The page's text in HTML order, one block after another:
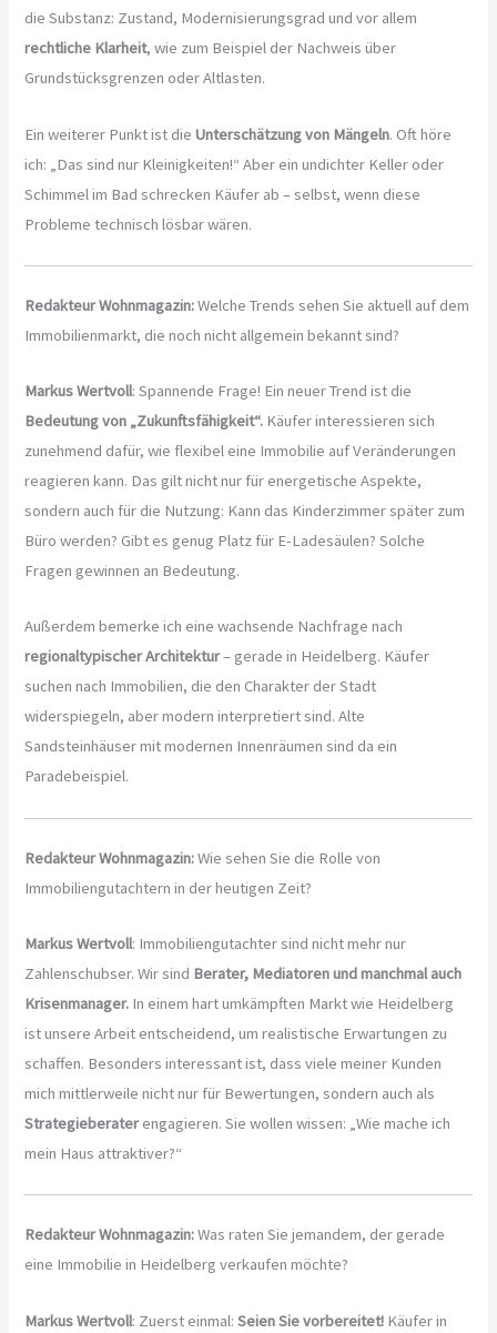
die Substanz: Zustand, Modernisierungsgrad und vor allem
rechtliche Klarheit, wie zum Beispiel der Nachweis über
Grundstücksgrenzen oder Altlasten.
Ein weiterer Punkt ist dieUnterschätzung von Mängeln. Oft höre
ich: „Das sind nur Kleinigkeiten!“ Aber ein undichter Keller oder
Schimmel im Bad schrecken Käufer ab – selbst, wenn diese
Probleme technisch lösbar wären.
Redakteur Wohnmagazin:Welche Trends sehen Sie aktuell auf dem
Immobilienmarkt, die noch nicht allgemein bekannt sind?
Markus Wertvoll: Spannende Frage! Ein neuer Trend ist die
Bedeutung von „Zukunftsfähigkeit“. Käufer interessieren sich
zunehmend dafür, wie flexibel eine Immobilie auf Veränderungen
reagieren kann. Das gilt nicht nur für energetische Aspekte,
sondern auch für die Nutzung: Kann das Kinderzimmer später zum
Büro werden? Gibt es genug Platz für E-Ladesäulen? Solche
Fragen gewinnen an Bedeutung.
Außerdem bemerke ich eine wachsende Nachfrage nach
regionaltypischer Architektur– gerade in Heidelberg. Käufer
suchen nach Immobilien, die den Charakter der Stadt
widerspiegeln, aber modern interpretiert sind. Alte
Sandsteinhäuser mit modernen Innenräumen sind da ein
Paradebeispiel.
Redakteur Wohnmagazin:Wie sehen Sie die Rolle von
Immobiliengutachtern in der heutigen Zeit?
Markus Wertvoll: Immobiliengutachter sind nicht mehr nur
Zahlenschubser. Wir sind Berater, Mediatoren und manchmal auch
Krisenmanager. In einem hart umkämpften Markt wie Heidelberg
ist unsere Arbeit entscheidend, um realistische Erwartungen zu
schaffen. Besonders interessant ist, dass viele meiner Kunden
mich mittlerweile nicht nur für Bewertungen, sondern auch als
Strategieberaterengagieren. Sie wollen wissen: „Wie mache ich
mein Haus attraktiver?“
Redakteur Wohnmagazin:Was raten Sie jemandem, der gerade
eine Immobilie in Heidelberg verkaufen möchte?
Markus Wertvoll: Zuerst einmal:Seien Sie vorbereitet! Käufer in